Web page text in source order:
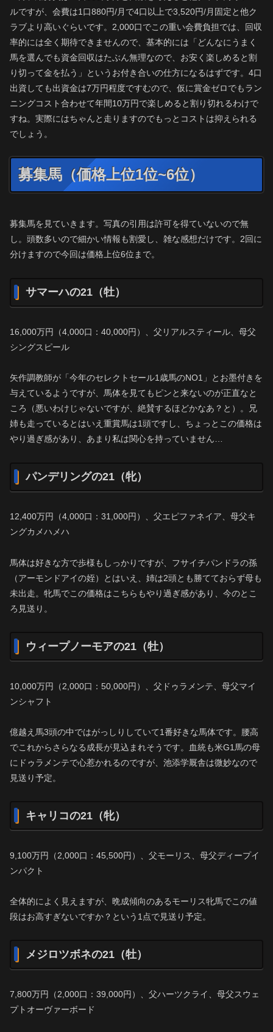
ルですが、会費は1口880円/月で4口以上で3,520円/月固定と他ク
ラブより高いぐらいです。2,000口でこの重い会費負担では、回収
率的には全く期待できませんので、基本的には「どんなにうまく
馬を選んでも資金回収はたぶん無理なので、お安く楽しめると割
り切って金を払う」というお付き合いの仕方になるはずです。4口
出資しても出資金は7万円程度ですむので、仮に賞金ゼロでもラン
ニングコスト合わせて年間10万円で楽しめると割り切れるわけで
すね。実際にはちゃんと走りますのでもっとコストは抑えられる
でしょう。
募集馬（価格上位1位~6位）
募集馬を見ていきます。写真の引用は許可を得ていないので無
し。頭数多いので細かい情報も割愛し、雑な感想だけです。2回に
分けますので今回は価格上位6位まで。
サマーハの21（牡）
16,000万円（4,000口：40,000円）、父リアルスティール、母父
シングスピール
矢作調教師が「今年のセレクトセール1歳馬のNO1」とお墨付きを
与えているようですが、馬体を見てもピンと来ないのが正直なと
ころ（悪いわけじゃないですが、絶賛するほどかなあ？と）。兄
姉も走っているとはいえ重賞馬は1頭ですし、ちょっとこの価格は
やり過ぎ感があり、あまり私は関心を持っていません…
パンデリングの21（牝）
12,400万円（4,000口：31,000円）、父エピファネイア、母父キ
ングカメハメハ
馬体は好きな方で歩様もしっかりですが、フサイチパンドラの孫
（アーモンドアイの姪）とはいえ、姉は2頭とも勝てておらず母も
未出走。牝馬でこの価格はこちらもやり過ぎ感があり、今のとこ
ろ見送り。
ウィープノーモアの21（牡）
10,000万円（2,000口：50,000円）、父ドゥラメンテ、母父マイ
ンシャフト
億越え馬3頭の中ではがっしりしていて1番好きな馬体です。腰高
でこれからさらなる成長が見込まれそうです。血統も米G1馬の母
にドゥラメンテで心惹かれるのですが、池添学厩舎は微妙なので
見送り予定。
キャリコの21（牝）
9,100万円（2,000口：45,500円）、父モーリス、母父ディープイ
ンパクト
全体的によく見えますが、晩成傾向のあるモーリス牝馬でこの値
段はお高すぎないですか？という1点で見送り予定。
メジロツボネの21（牡）
7,800万円（2,000口：39,000円）、父ハーツクライ、母父スウェ
プトオーヴァーボード